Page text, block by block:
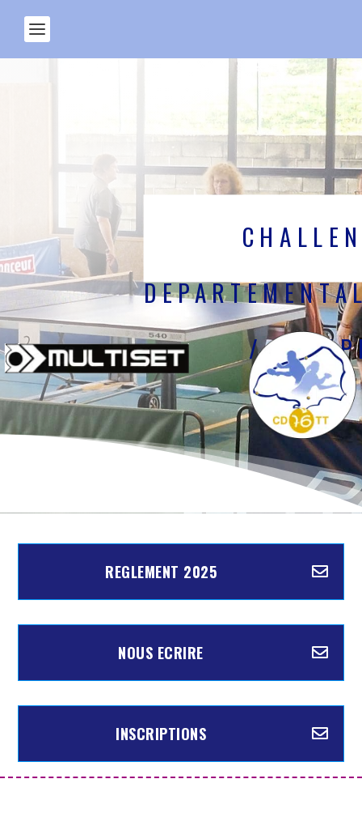
/
REGLEMENT 2025
NOUS ECRIRE
INSCRIPTIONS